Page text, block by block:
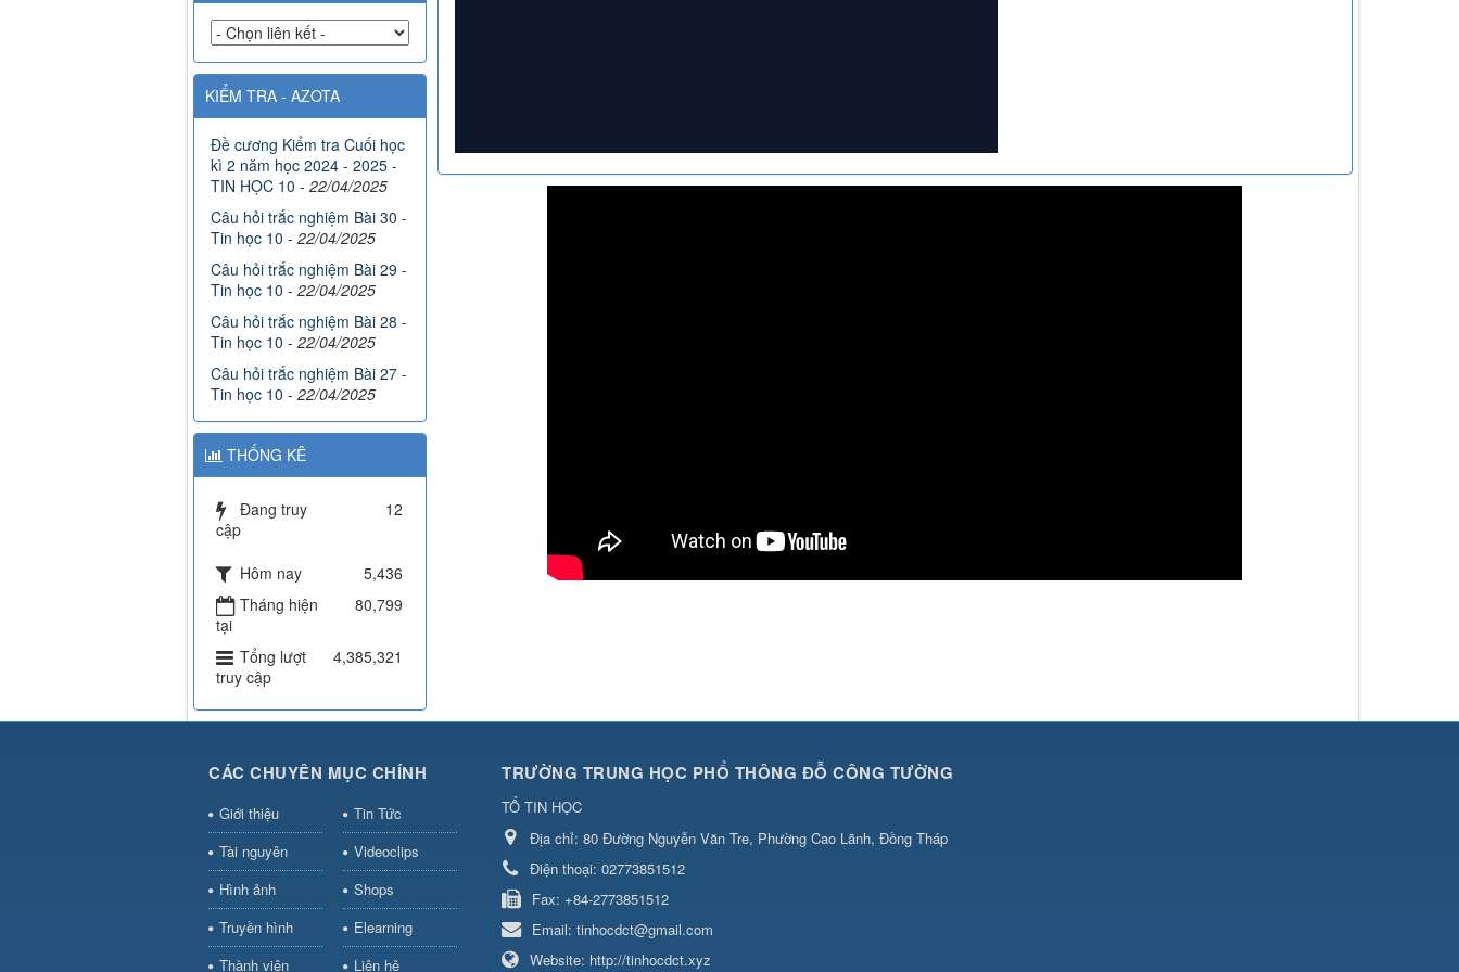
KIỂM TRA - AZOTA
Đề cương Kiểm tra Cuối học
kì 2 năm học 2024 - 2025 -
TIN HỌC 10 - 22/04/2025
Câu hỏi trắc nghiệm Bài 30 -
Tin học 10 - 22/04/2025
Câu hỏi trắc nghiệm Bài 29 -
Tin học 10 - 22/04/2025
Câu hỏi trắc nghiệm Bài 28 -
Tin học 10 - 22/04/2025
Câu hỏi trắc nghiệm Bài 27 -
Tin học 10 - 22/04/2025
THỐNG KÊ
Đang truy
cập
12
Hôm nay
5,436
Tháng hiện
tại
80,799
Tổng lượt
truy cập
4,385,321
CÁC CHUYÊN MỤC CHÍNH
Giới thiệu
Tin Tức
Tài nguyên
Videoclips
Hình ảnh
Shops
Truyền hình
Elearning
Thành viên
Liên hệ
TRƯỜNG TRUNG HỌC PHỔ THÔNG ĐỖ CÔNG TƯỜNG
TỔ TIN HỌC
Địa chỉ: 80 Đường Nguyễn Văn Tre, Phường Cao Lãnh, Đồng Tháp
Điện thoại: 02773851512
Fax: +84-2773851512
Email: tinhocdct@gmail.com
Website: http://tinhocdct.xyz